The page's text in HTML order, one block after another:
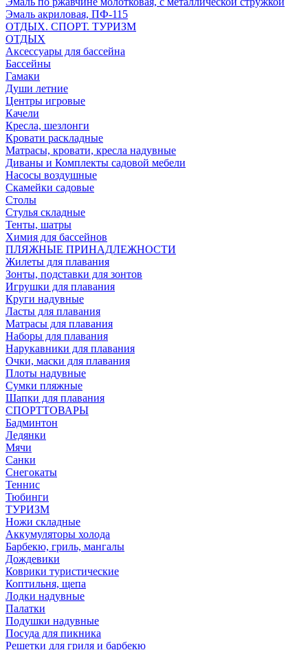
Эмаль акриловая, ПФ-115
ОТДЫХ. СПОРТ. ТУРИЗМ
ОТДЫХ
Аксессуары для бассейна
Бассейны
Гамаки
Души летние
Центры игровые
Качели
Кресла, шезлонги
Кровати раскладные
Матрасы, кровати, кресла надувные
Диваны и Комплекты садовой мебели
Насосы воздушные
Скамейки садовые
Столы
Стулья складные
Тенты, шатры
Химия для бассейнов
ПЛЯЖНЫЕ ПРИНАДЛЕЖНОСТИ
Жилеты для плавания
Зонты, подставки для зонтов
Игрушки для плавания
Круги надувные
Ласты для плавания
Матрасы для плавания
Наборы для плавания
Нарукавники для плавания
Очки, маски для плавания
Плоты надувные
Сумки пляжные
Шапки для плавания
СПОРТТОВАРЫ
Бадминтон
Ледянки
Мячи
Санки
Снегокаты
Теннис
Тюбинги
ТУРИЗМ
Ножи складные
Аккумуляторы холода
Барбекю, гриль, мангалы
Дождевики
Коврики туристические
Коптильня, щепа
Лодки надувные
Палатки
Подушки надувные
Посуда для пикника
Решетки для гриля и барбекю